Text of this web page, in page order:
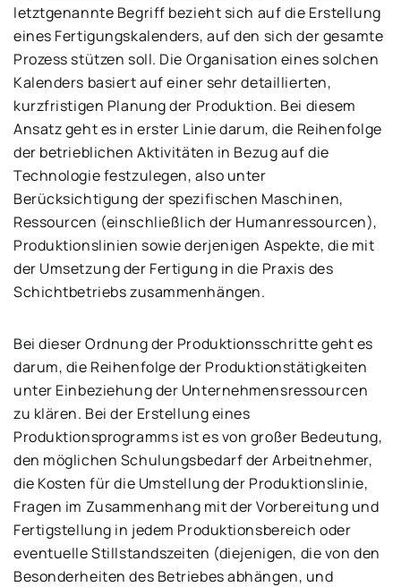
letztgenannte Begriff bezieht sich auf die Erstellung
eines Fertigungskalenders, auf den sich der gesamte
Prozess stützen soll. Die Organisation eines solchen
Kalenders basiert auf einer sehr detaillierten,
kurzfristigen Planung der Produktion. Bei diesem
Ansatz geht es in erster Linie darum, die Reihenfolge
der betrieblichen Aktivitäten in Bezug auf die
Technologie festzulegen, also unter
Berücksichtigung der spezifischen Maschinen,
Ressourcen (einschließlich der Humanressourcen),
Produktionslinien sowie derjenigen Aspekte, die mit
der Umsetzung der Fertigung in die Praxis des
Schichtbetriebs zusammenhängen.
Bei dieser Ordnung der Produktionsschritte geht es
darum, die Reihenfolge der Produktionstätigkeiten
unter Einbeziehung der Unternehmensressourcen
zu klären. Bei der Erstellung eines
Produktionsprogramms ist es von großer Bedeutung,
den möglichen Schulungsbedarf der Arbeitnehmer,
die Kosten für die Umstellung der Produktionslinie,
Fragen im Zusammenhang mit der Vorbereitung und
Fertigstellung in jedem Produktionsbereich oder
eventuelle Stillstandszeiten (diejenigen, die von den
Besonderheiten des Betriebes abhängen, und